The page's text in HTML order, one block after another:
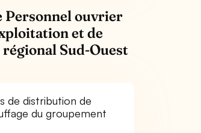
Personnel ouvrier
et de
Sud-Ouest
de distribution de
du groupement